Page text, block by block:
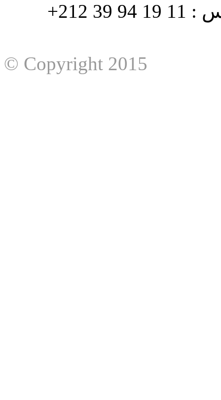
هاتف : 90/88 32 94 39 212+ فاكس : 11 19 94 39 212+
© Copyright 2015